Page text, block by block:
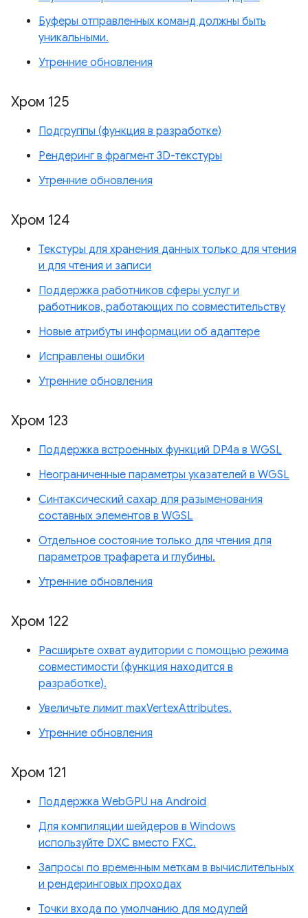
Буферы отправленных команд должны быть
уникальными.
Утренние обновления
Хром 125
Подгруппы (функция в разработке)
Рендеринг в фрагмент 3D-текстуры
Утренние обновления
Хром 124
Текстуры для хранения данных только для чтения
и для чтения и записи
Поддержка работников сферы услуг и
работников, работающих по совместительству
Новые атрибуты информации об адаптере
Исправлены ошибки
Утренние обновления
Хром 123
Поддержка встроенных функций DP4a в WGSL
Неограниченные параметры указателей в WGSL
Синтаксический сахар для разыменования
составных элементов в WGSL
Отдельное состояние только для чтения для
параметров трафарета и глубины.
Утренние обновления
Хром 122
Расширьте охват аудитории с помощью режима
совместимости (функция находится в
разработке).
Увеличьте лимит maxVertexAttributes.
Утренние обновления
Хром 121
Поддержка WebGPU на Android
Для компиляции шейдеров в Windows
используйте DXC вместо FXC.
Запросы по временным меткам в вычислительных
и рендеринговых проходах
Точки входа по умолчанию для модулей